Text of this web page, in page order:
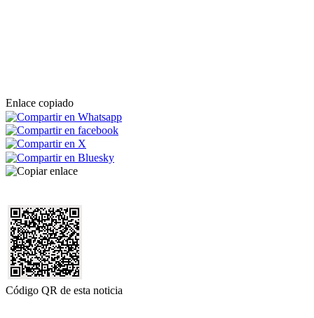
Enlace copiado
Código QR de esta noticia